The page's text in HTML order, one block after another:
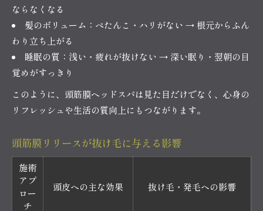
ならなくなる
髪のボリューム：ぺたんこ・ハリがない → 根元からふん
わり立ち上がる
睡眠の質：浅い・疲れが抜けない → 深い眠り・翌朝の目
覚めがすっきり
このように、頭筋膜ヘッドスパは見た目だけでなく、心身の
リフレッシュや生活の質向上にもつながります。
頭筋膜リリースが抜け毛に与える影響
施術
アプ
ロー
チ
頭皮への主な効果 抜け毛・発毛への影響